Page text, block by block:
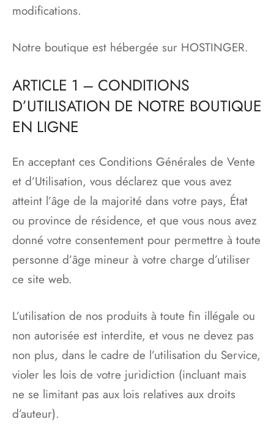
modifications.
Notre boutique est hébergée sur HOSTINGER.
ARTICLE 1 – CONDITIONS
D’UTILISATION DE NOTRE BOUTIQUE
EN LIGNE
En acceptant ces Conditions Générales de Vente
et d’Utilisation, vous déclarez que vous avez
atteint l’âge de la majorité dans votre pays, État
ou province de résidence, et que vous nous avez
donné votre consentement pour permettre à toute
personne d’âge mineur à votre charge d’utiliser
ce site web.
L’utilisation de nos produits à toute fin illégale ou
non autorisée est interdite, et vous ne devez pas
non plus, dans le cadre de l’utilisation du Service,
violer les lois de votre juridiction (incluant mais
ne se limitant pas aux lois relatives aux droits
d’auteur).